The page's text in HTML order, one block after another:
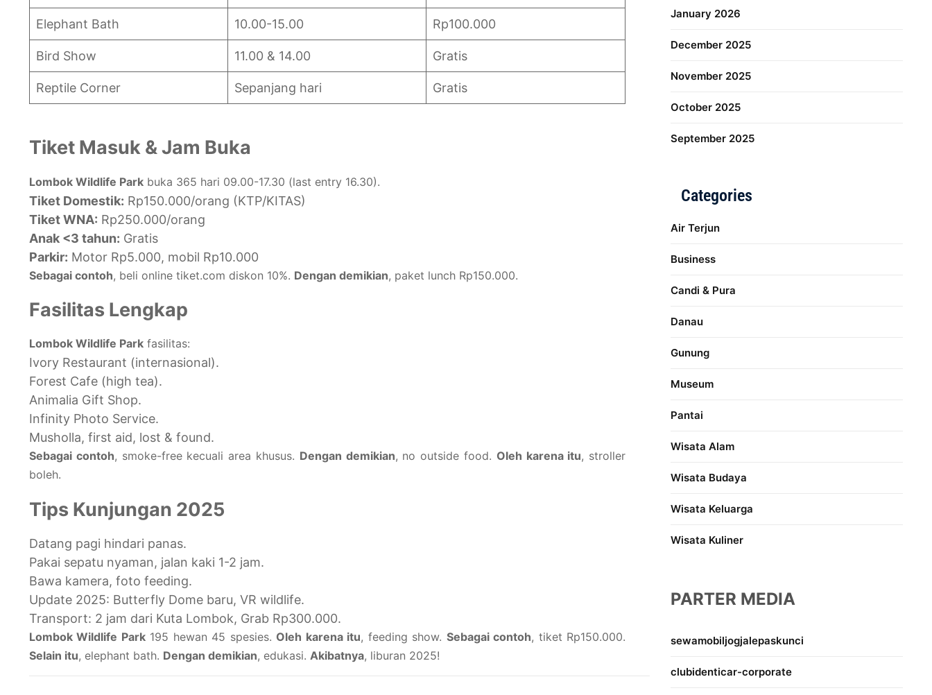
Elephant Bath 10.00-15.00 Rp100.000
Bird Show 11.00 & 14.00 Gratis
Reptile Corner Sepanjang hari Gratis
Tiket Masuk & Jam Buka
Lombok Wildlife Park buka 365 hari 09.00-17.30 (last entry 16.30).
Tiket Domestik: Rp150.000/orang (KTP/KITAS)
Tiket WNA: Rp250.000/orang
Anak <3 tahun: Gratis
Parkir: Motor Rp5.000, mobil Rp10.000
Sebagai contoh, beli online tiket.com diskon 10%. Dengan demikian, paket lunch Rp150.000.
Fasilitas Lengkap
Lombok Wildlife Park fasilitas:
Ivory Restaurant (internasional).
Forest Cafe (high tea).
Animalia Gift Shop.
Infinity Photo Service.
Musholla, first aid, lost & found.
Sebagai contoh, smoke-free kecuali area khusus. Dengan demikian, no outside food. Oleh karena itu, stroller
boleh.
Tips Kunjungan 2025
Datang pagi hindari panas.
Pakai sepatu nyaman, jalan kaki 1-2 jam.
Bawa kamera, foto feeding.
Update 2025: Butterfly Dome baru, VR wildlife.
Transport: 2 jam dari Kuta Lombok, Grab Rp300.000.
Lombok Wildlife Park195 hewan 45 spesies. Oleh karena itu, feeding show. Sebagai contoh, tiket Rp150.000.
Selain itu, elephant bath. Dengan demikian, edukasi. Akibatnya, liburan 2025!
January 2026
December 2025
November 2025
October 2025
September 2025
Categories
Air Terjun
Business
Candi & Pura
Danau
Gunung
Museum
Pantai
Wisata Alam
Wisata Budaya
Wisata Keluarga
Wisata Kuliner
PARTER MEDIA
sewamobiljogjalepaskunci
clubidenticar-corporate